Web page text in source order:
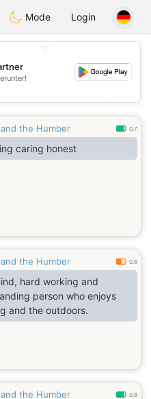
Chat
Mode Login
💕
the Humber 0.7
caring honest
the Humber 0.6
hard working and
who enjoys
and the outdoors.
the Humber 0.8